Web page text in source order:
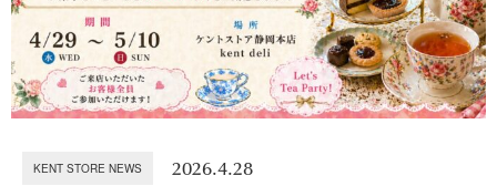
KENT STORE NEWS 2026.4.28